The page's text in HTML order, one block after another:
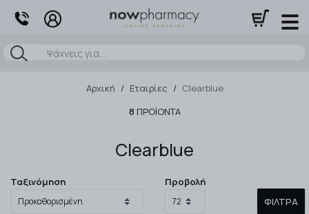
Αναζήτηση
Αρχική / Εταιρίες / Clearblue
8 ΠΡΟΪΌΝΤΑ
Clearblue
Ταξινόμηση
Προβολή
ΦΊΛΤΡΑ